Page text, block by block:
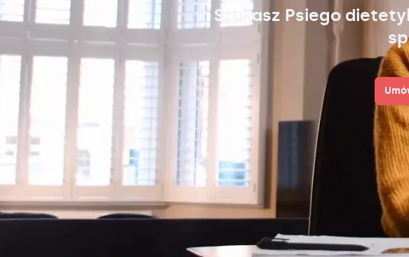
Szukasz Psiego